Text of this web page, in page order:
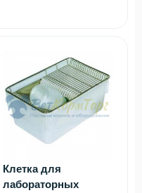
Клетка для
лабораторных